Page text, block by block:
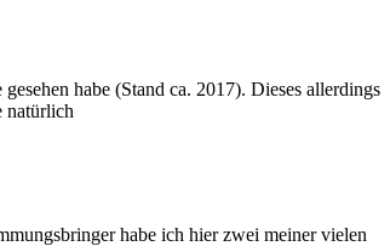
habe (Stand ca. 2017). Dieses allerdings
natürlich
habe ich hier zwei meiner vielen